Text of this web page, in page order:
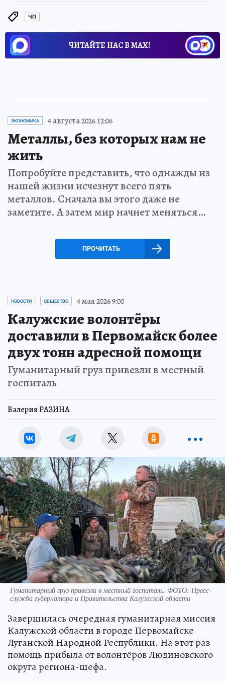
ЧП
ЧИТАЙТЕ НАС В МАХ!
ЭКОНОМИКА 4 августа 2026 12:06
Металлы, без которых нам не
жить
Попробуйте представить, что однажды из
нашей жизни исчезнут всего пять
металлов. Сначала вы этого даже не
заметите. А затем мир начнет меняться…
ПРОЧИТАТЬ
НОВОСТИ ОБЩЕСТВО 4 мая 2026 9:00
Калужские волонтёры
доставили в Первомайск более
двух тонн адресной помощи
Гуманитарный груз привезли в местный
госпиталь
Валерия РАЗИНА
Гуманитарный груз привезли в местный госпиталь. ФОТО: Пресс-
служба губернатора и Правительства Калужской области
Завершилась очередная гуманитарная миссия
Калужской области в городе Первомайске
Луганской Народной Республики. На этот раз
помощь прибыла от волонтёров Людиновского
округа региона-шефа.